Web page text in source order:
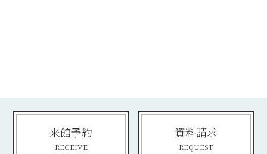
来館予約
RECEIVE
資料請求
REQUEST